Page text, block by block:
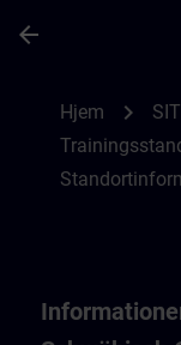
arrow_back
Hjem chevron_right